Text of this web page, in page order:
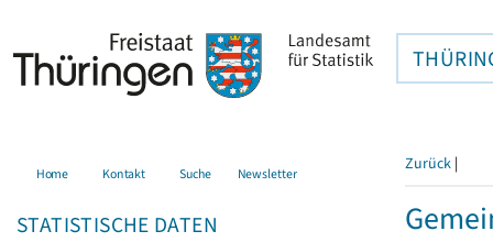
Home Kontakt Suche Newsletter
STATISTISCHE DATEN
Zurück |